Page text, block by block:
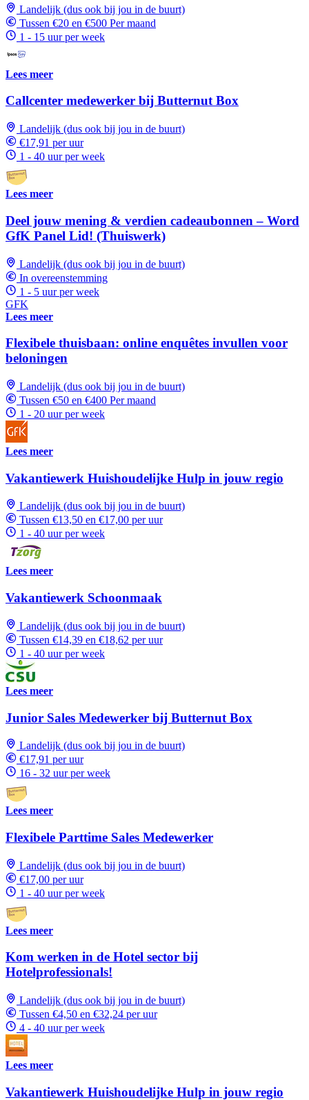
Landelijk (dus ook bij jou in de buurt)
Tussen €20 en €500 Per maand
1 - 15 uur per week
Lees meer
Callcenter medewerker bij Butternut Box
Landelijk (dus ook bij jou in de buurt)
€17,91 per uur
1 - 40 uur per week
Lees meer
Deel jouw mening & verdien cadeaubonnen – Word
GfK Panel Lid! (Thuiswerk)
Landelijk (dus ook bij jou in de buurt)
In overeenstemming
1 - 5 uur per week
GFK
Lees meer
Flexibele thuisbaan: online enquêtes invullen voor
beloningen
Landelijk (dus ook bij jou in de buurt)
Tussen €50 en €400 Per maand
1 - 20 uur per week
Lees meer
Vakantiewerk Huishoudelijke Hulp in jouw regio
Landelijk (dus ook bij jou in de buurt)
Tussen €13,50 en €17,00 per uur
1 - 40 uur per week
Lees meer
Vakantiewerk Schoonmaak
Landelijk (dus ook bij jou in de buurt)
Tussen €14,39 en €18,62 per uur
1 - 40 uur per week
Lees meer
Junior Sales Medewerker bij Butternut Box
Landelijk (dus ook bij jou in de buurt)
€17,91 per uur
16 - 32 uur per week
Lees meer
Flexibele Parttime Sales Medewerker
Landelijk (dus ook bij jou in de buurt)
€17,00 per uur
1 - 40 uur per week
Lees meer
Kom werken in de Hotel sector bij
Hotelprofessionals!
Landelijk (dus ook bij jou in de buurt)
Tussen €4,50 en €32,24 per uur
4 - 40 uur per week
Lees meer
Vakantiewerk Huishoudelijke Hulp in jouw regio